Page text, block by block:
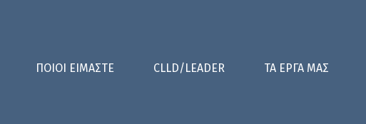
ΠΟΙΟΙ ΕΙΜΑΣΤΕ CLLD/LEADER ΤΑ ΕΡΓΑ ΜΑΣ